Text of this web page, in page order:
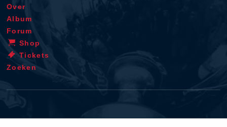
Over
Album
Forum
Shop
Tickets
Zoeken